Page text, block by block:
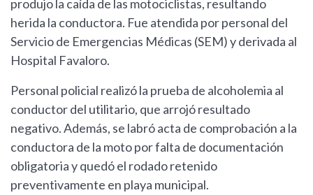
produjo la caída de las motociclistas, resultando
herida la conductora. Fue atendida por personal del
Servicio de Emergencias Médicas (SEM) y derivada al
Hospital Favaloro.
Personal policial realizó la prueba de alcoholemia al
conductor del utilitario, que arrojó resultado
negativo. Además, se labró acta de comprobación a la
conductora de la moto por falta de documentación
obligatoria y quedó el rodado retenido
preventivamente en playa municipal.